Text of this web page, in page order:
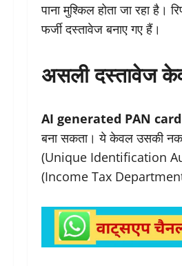
पाना मुश्किल होता जा रहा है।
फर्जी दस्तावेज बनाए गए हैं।
असली दस्तावेज
AI generated PAN
बना सकता। ये केवल उसकी
(Unique Identification
(Income Tax Department)